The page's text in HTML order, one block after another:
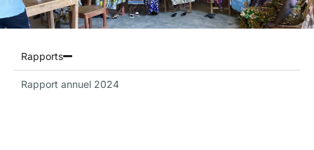
Rapports
Rapport annuel 2024